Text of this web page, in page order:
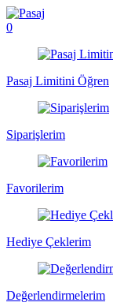
0
Pasaj Limitini Öğren
Siparişlerim
Favorilerim
Hediye Çeklerim
Değerlendirmelerim